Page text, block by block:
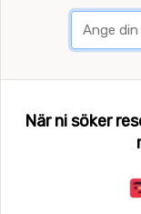
När ni söker